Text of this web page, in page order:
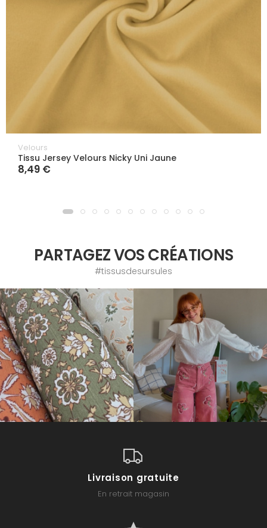
Velours
Tissu Jersey Velours Nicky Uni Jaune
8,49 €
PARTAGEZ VOS CRÉATIONS
#tissusdesursules
Livraison gratuite
En retrait magasin